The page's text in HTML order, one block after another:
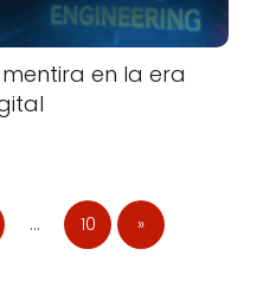
en la era
… 10 »